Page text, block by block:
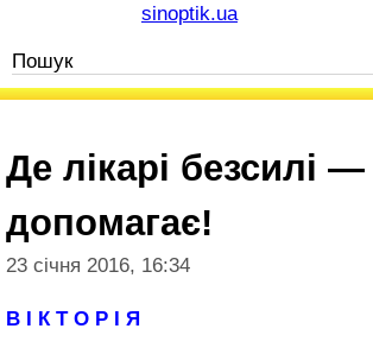
sinoptik.ua
Де лікарі безсилі
допомагає!
23 січня 2016, 16:34
В І К Т О Р І Я